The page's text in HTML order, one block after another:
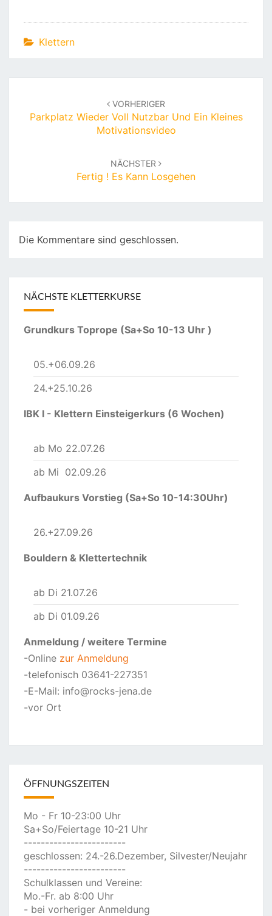
Klettern
VORHERIGER
Parkplatz Wieder Voll Nutzbar Und Ein Kleines
Motivationsvideo
NÄCHSTER
Fertig ! Es Kann Losgehen
Die Kommentare sind geschlossen.
NÄCHSTE KLETTERKURSE
Grundkurs Toprope (Sa+So 10-13 Uhr )
05.+06.09.26
24.+25.10.26
IBK I - Klettern Einsteigerkurs (6 Wochen)
ab Mo 22.07.26
ab Mi 02.09.26
Aufbaukurs Vorstieg (Sa+So 10-14:30Uhr)
26.+27.09.26
Bouldern & Klettertechnik
ab Di 21.07.26
ab Di 01.09.26
Anmeldung / weitere Termine
-Online zur Anmeldung
-telefonisch 03641-227351
-E-Mail: info@rocks-jena.de
-vor Ort
ÖFFNUNGSZEITEN
Mo - Fr 10-23:00 Uhr
Sa+So/Feiertage 10-21 Uhr
------------------------
geschlossen: 24.-26.Dezember, Silvester/Neujahr
------------------------
Schulklassen und Vereine:
Mo.-Fr. ab 8:00 Uhr
- bei vorheriger Anmeldung